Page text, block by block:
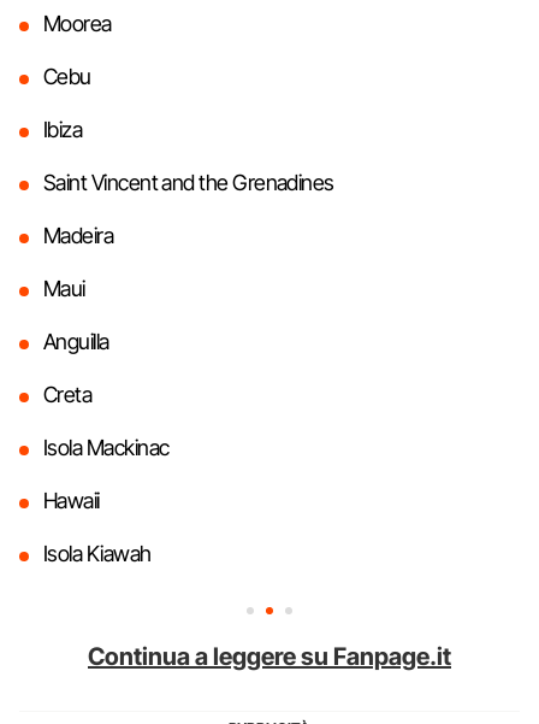
Moorea
Cebu
Ibiza
Saint Vincent and the Grenadines
Madeira
Maui
Anguilla
Creta
Isola Mackinac
Hawaii
Isola Kiawah
Continua a leggere su Fanpage.it